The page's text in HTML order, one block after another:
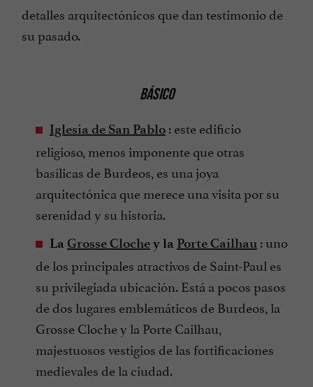
detalles arquitectónicos que dan testimonio de
su pasado.
BÁSICO
Iglesia de San Pablo : este edificio
religioso, menos imponente que otras
basílicas de Burdeos, es una joya
arquitectónica que merece una visita por su
serenidad y su historia.
La Grosse Clochey la Porte Cailhau : uno
de los principales atractivos de Saint-Paul es
su privilegiada ubicación. Está a pocos pasos
de dos lugares emblemáticos de Burdeos, la
Grosse Cloche y la Porte Cailhau,
majestuosos vestigios de las fortificaciones
medievales de la ciudad.